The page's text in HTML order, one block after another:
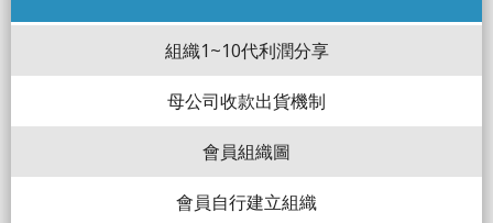
組織1~10代利潤分享
母公司收款出貨機制
會員組織圖
會員自行建立組織